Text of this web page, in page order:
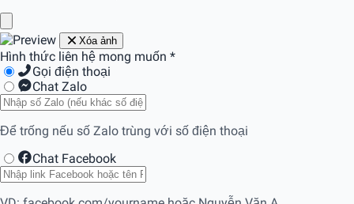
Xóa ảnh
Hình thức liên hệ mong muốn *
Gọi điện thoại
Chat Zalo
Để trống nếu số Zalo trùng với số điện thoại
Chat Facebook